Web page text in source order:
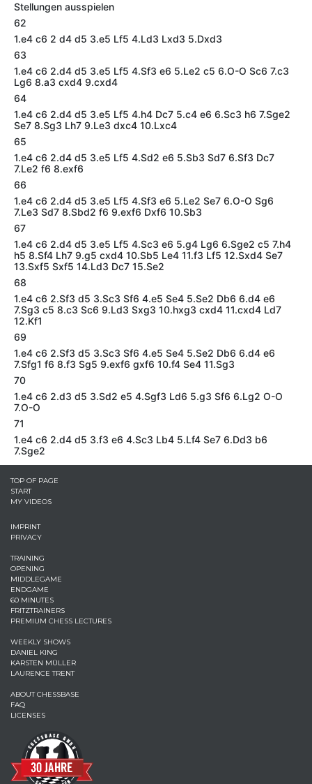
Stellungen ausspielen
62
1.e4 c6 2 d4 d5 3.e5 Lf5 4.Ld3 Lxd3 5.Dxd3
63
1.e4 c6 2.d4 d5 3.e5 Lf5 4.Sf3 e6 5.Le2 c5 6.O-O Sc6 7.c3
Lg6 8.a3 cxd4 9.cxd4
64
1.e4 c6 2.d4 d5 3.e5 Lf5 4.h4 Dc7 5.c4 e6 6.Sc3 h6 7.Sge2
Se7 8.Sg3 Lh7 9.Le3 dxc4 10.Lxc4
65
1.e4 c6 2.d4 d5 3.e5 Lf5 4.Sd2 e6 5.Sb3 Sd7 6.Sf3 Dc7
7.Le2 f6 8.exf6
66
1.e4 c6 2.d4 d5 3.e5 Lf5 4.Sf3 e6 5.Le2 Se7 6.O-O Sg6
7.Le3 Sd7 8.Sbd2 f6 9.exf6 Dxf6 10.Sb3
67
1.e4 c6 2.d4 d5 3.e5 Lf5 4.Sc3 e6 5.g4 Lg6 6.Sge2 c5 7.h4
h5 8.Sf4 Lh7 9.g5 cxd4 10.Sb5 Le4 11.f3 Lf5 12.Sxd4 Se7
13.Sxf5 Sxf5 14.Ld3 Dc7 15.Se2
68
1.e4 c6 2.Sf3 d5 3.Sc3 Sf6 4.e5 Se4 5.Se2 Db6 6.d4 e6
7.Sg3 c5 8.c3 Sc6 9.Ld3 Sxg3 10.hxg3 cxd4 11.cxd4 Ld7
12.Kf1
69
1.e4 c6 2.Sf3 d5 3.Sc3 Sf6 4.e5 Se4 5.Se2 Db6 6.d4 e6
7.Sfg1 f6 8.f3 Sg5 9.exf6 gxf6 10.f4 Se4 11.Sg3
70
1.e4 c6 2.d3 d5 3.Sd2 e5 4.Sgf3 Ld6 5.g3 Sf6 6.Lg2 O-O
7.O-O
71
1.e4 c6 2.d4 d5 3.f3 e6 4.Sc3 Lb4 5.Lf4 Se7 6.Dd3 b6
7.Sge2
TOP OF PAGE
START
MY VIDEOS
IMPRINT
PRIVACY
TRAINING
OPENING
MIDDLEGAME
ENDGAME
60 MINUTES
FRITZTRAINERS
PREMIUM CHESS LECTURES
WEEKLY SHOWS
DANIEL KING
KARSTEN MÜLLER
LAURENCE TRENT
ABOUT CHESSBASE
FAQ
LICENSES